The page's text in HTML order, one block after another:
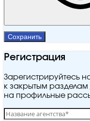
Сохранить
Регистрация
Зарегистрируйтесь
к закрытым разделам
на профильные